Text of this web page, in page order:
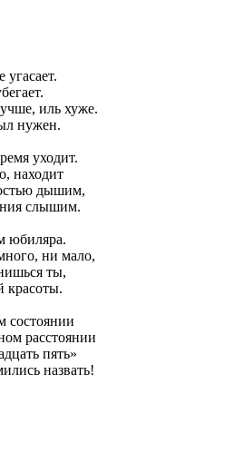
иль хуже.
нужен.
уходит.
находит
дышим,
слышим.
юбиляра.
ни мало,
ты,
красоты.
состоянии
расстоянии
пять»
назвать!